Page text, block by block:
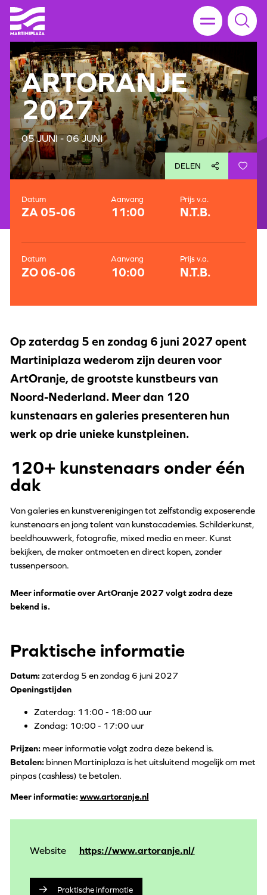
ARTORANJE
2027
05 JUNI - 06 JUNI
Op zaterdag 5 en zondag 6 juni 2027 opent
Martiniplaza wederom zijn deuren voor
ArtOranje, de grootste kunstbeurs van
Noord-Nederland. Meer dan 120
kunstenaars en galeries presenteren hun
werk op drie unieke kunstpleinen.
120+ kunstenaars onder één
dak
Van galeries en kunstverenigingen tot zelfstandig exposerende
kunstenaars en jong talent van kunstacademies. Schilderkunst,
beeldhouwwerk, fotografie, mixed media en meer. Kunst
bekijken, de maker ontmoeten en direct kopen, zonder
tussenpersoon.
Meer informatie over ArtOranje 2027 volgt zodra deze
bekend is.
Praktische informatie
Datum:zaterdag 5 en zondag 6 juni 2027
Openingstijden
Zaterdag: 11:00 - 18:00 uur
Zondag: 10:00 - 17:00 uur
Prijzen:meer informatie volgt zodra deze bekend is.
Betalen:binnen Martiniplaza is het uitsluitend mogelijk om met
pinpas (cashless) te betalen.
Meer informatie:www.artoranje.nl
Website https://www.artoranje.nl/
Praktische informatie
DELEN
Datum
ZA 05-06
Aanvang
11:00
Prijs v.a.
N.T.B.
Datum
ZO 06-06
Aanvang
10:00
Prijs v.a.
N.T.B.